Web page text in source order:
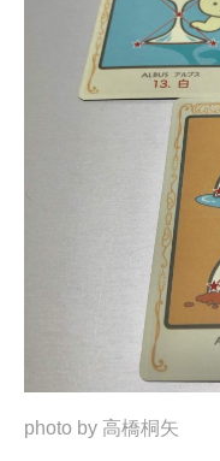
photo by 高橋桐矢